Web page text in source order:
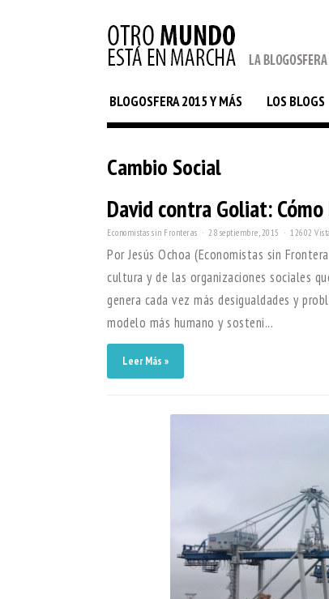
BLOGOSFERA 2015 Y MÁS LOS BLOGS
Cambio Social
David contra Goliat:
Economistas sin Fronteras 28 septiembre, 2015 12602
Por Jesús Ochoa (Economistas sin
cultura y de las organizaciones sociales
genera cada vez más desigualdades y
modelo más humano y sosteni...
Leer Más »